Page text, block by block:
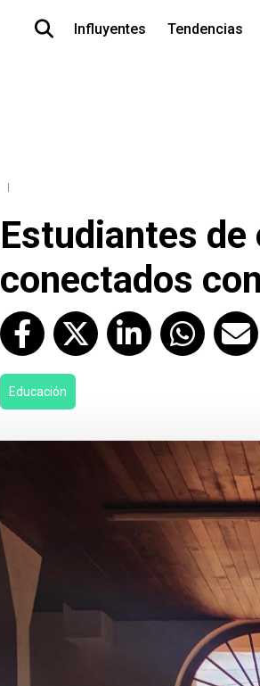
Influyentes Tendencias
Estudiantes
conectados
Educación